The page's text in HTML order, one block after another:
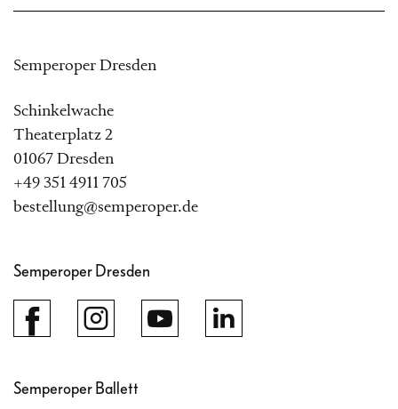
Semperoper Dresden
Schinkelwache
Theaterplatz 2
01067 Dresden
+49 351 4911 705
bestellung@semperoper.de
Semperoper Dresden
Semperoper Ballett